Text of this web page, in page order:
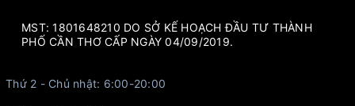
MST: 1801648210 DO SỞ KẾ HOẠCH ĐẦU TƯ THÀNH
PHỐ CẦN THƠ CẤP NGÀY 04/09/2019.
Thứ 2 - Chủ nhật: 6:00-20:00